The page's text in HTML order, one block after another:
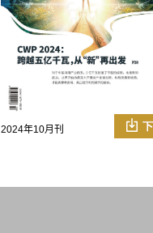
2024年10月刊